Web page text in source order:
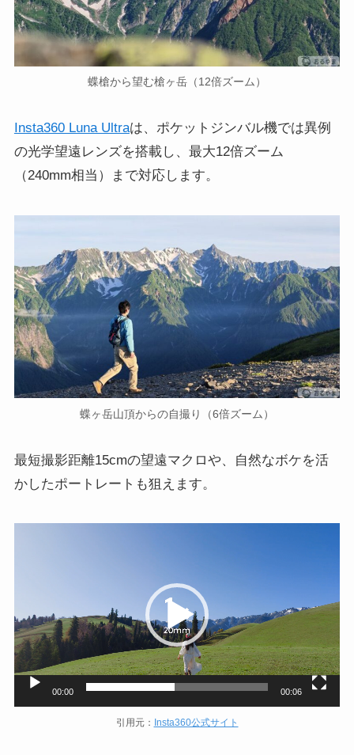
蝶槍から望む槍ヶ岳（12倍ズーム）
Insta360 Luna Ultraは、ポケットジンバル機では異例
の光学望遠レンズを搭載し、最大12倍ズーム
（240mm相当）まで対応します。
蝶ヶ岳山頂からの自撮り（6倍ズーム）
最短撮影距離15cmの望遠マクロや、自然なボケを活
かしたポートレートも狙えます。
ー
ヤ
ー
00:00 00:06
引用元： Insta360公式サイト